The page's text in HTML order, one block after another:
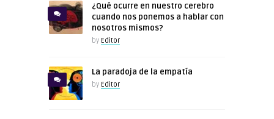
¿Qué ocurre en nuestro cerebro
cuando nos ponemos a hablar con
nosotros mismos?
by Editor
La paradoja de la empatía
by Editor